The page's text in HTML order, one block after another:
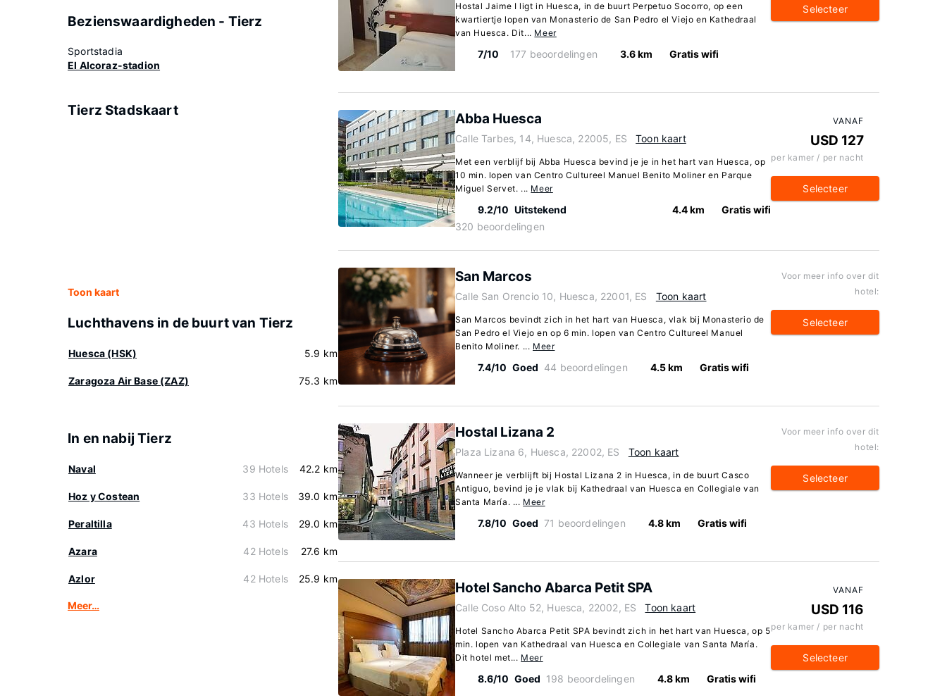
Bezienswaardigheden - Tierz
Sportstadia
El Alcoraz-stadion
Tierz Stadskaart
Toon kaart
Luchthavens in de buurt van Tierz
Huesca (HSK) 5.9 km
Zaragoza Air Base (ZAZ) 75.3 km
In en nabij Tierz
Naval 39 Hotels 42.2 km
Hoz y Costean 33 Hotels 39.0 km
Peraltilla 43 Hotels 29.0 km
Azara 42 Hotels 27.6 km
Azlor 42 Hotels 25.9 km
Meer…
Hostal Jaime I ligt in Huesca, in de buurt Perpetuo Socorro, op een
kwartiertje lopen van Monasterio de San Pedro el Viejo en Kathedraal
van Huesca. Dit... Meer
7/10 177 beoordelingen 3.6 km Gratis wifi
Selecteer
Abba Huesca
Calle Tarbes, 14, Huesca, 22005, ES Toon kaart
Met een verblijf bij Abba Huesca bevind je je in het hart van Huesca, op
10 min. lopen van Centro Cultureel Manuel Benito Moliner en Parque
Miguel Servet. ... Meer
9.2/10 Uitstekend
320 beoordelingen
4.4 km Gratis wifi
VANAF
USD 127
per kamer / per nacht
Selecteer
San Marcos
Calle San Orencio 10, Huesca, 22001, ES Toon kaart
San Marcos bevindt zich in het hart van Huesca, vlak bij Monasterio de
San Pedro el Viejo en op 6 min. lopen van Centro Cultureel Manuel
Benito Moliner. ... Meer
7.4/10 Goed 44 beoordelingen 4.5 km Gratis wifi
Voor meer info over dit
hotel:
Selecteer
Hostal Lizana 2
Plaza Lizana 6, Huesca, 22002, ES Toon kaart
Wanneer je verblijft bij Hostal Lizana 2 in Huesca, in de buurt Casco
Antiguo, bevind je je vlak bij Kathedraal van Huesca en Collegiale van
Santa María. ... Meer
7.8/10 Goed 71 beoordelingen 4.8 km Gratis wifi
Voor meer info over dit
hotel:
Selecteer
Hotel Sancho Abarca Petit SPA
Calle Coso Alto 52, Huesca, 22002, ES Toon kaart
Hotel Sancho Abarca Petit SPA bevindt zich in het hart van Huesca, op 5
min. lopen van Kathedraal van Huesca en Collegiale van Santa María.
Dit hotel met... Meer
8.6/10 Goed 198 beoordelingen 4.8 km Gratis wifi
VANAF
USD 116
per kamer / per nacht
Selecteer